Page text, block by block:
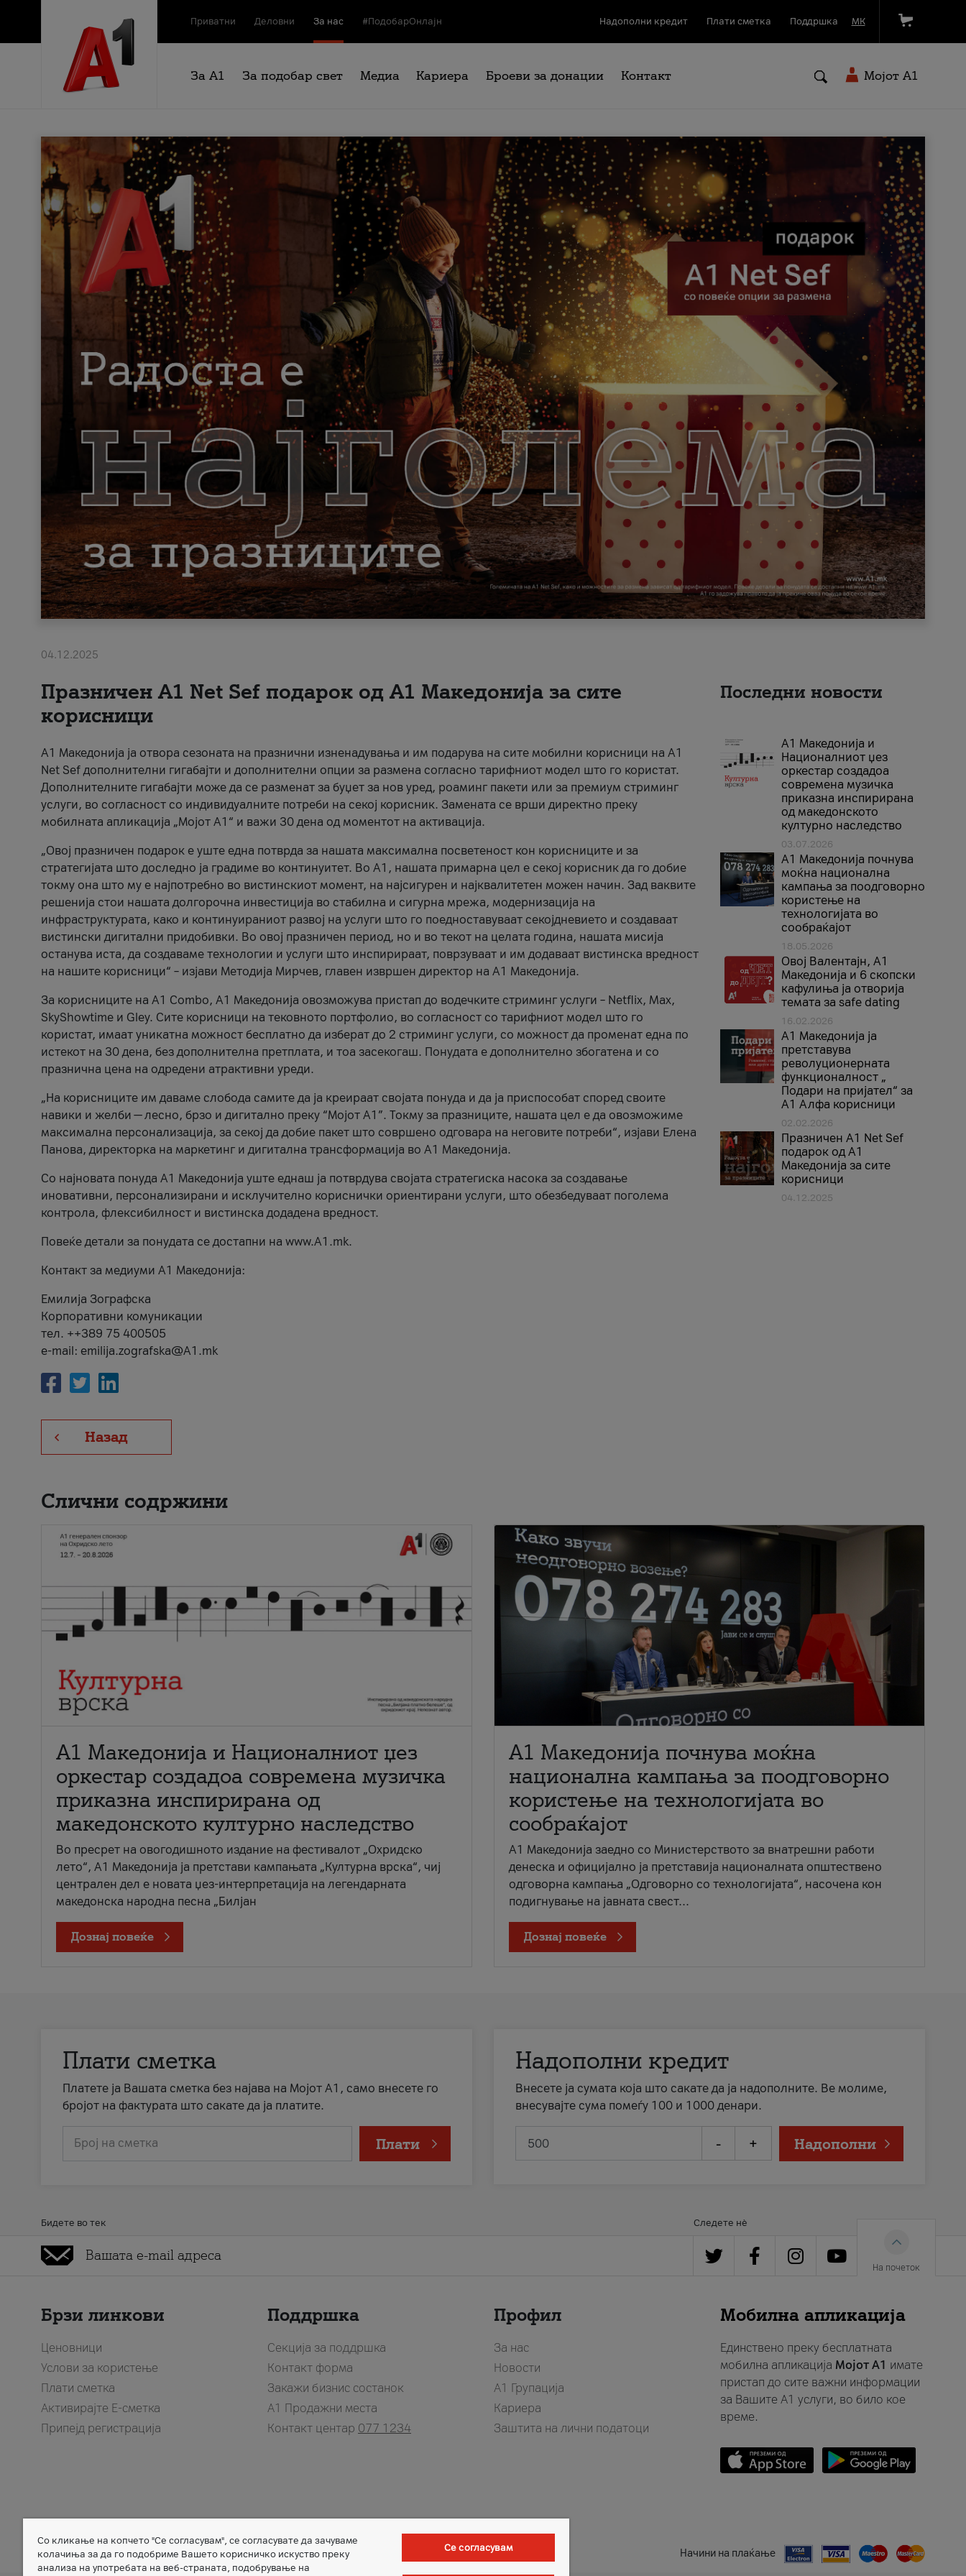
Приватни Деловни За нас #ПодобарОнлајн Надополни кредит Плати сметка Поддршка МК
За А1 За подобар свет Медиа Кариера Броеви за донации Контакт Мојот A1
04.12.2025
Празничен A1 Net Sеf подарок од А1 Македонија за сите
корисници
А1 Македонија ја отвора сезоната на празнични изненадувања и им подарува на сите мобилни корисници на A1
Net Sef дополнителни гигабајти и дополнителни опции за размена согласно тарифниот модел што го користат.
Дополнителните гигабајти може да се разменат за буџет за нов уред, роаминг пакети или за премиум стриминг
услуги, во согласност со индивидуалните потреби на секој корисник. Замената се врши директно преку
мобилната апликација „Мојот А1“ и важи 30 дена од моментот на активација.
„Овој празничен подарок е уште една потврда за нашата максимална посветеност кон корисниците и за
стратегијата што доследно ја градиме во континуитет. Во А1, нашата примарна цел е секој корисник да го добие
токму она што му е најпотребно во вистинскиот момент, на најсигурен и најквалитетен можен начин. Зад ваквите
решенија стои нашата долгорочна инвестиција во стабилна и сигурна мрежа, модернизација на
инфраструктурата, како и континуираниот развој на услуги што го поедноставуваат секојдневието и создаваат
вистински дигитални придобивки. Во овој празничен период, но и во текот на целата година, нашата мисија
останува иста, да создаваме технологии и услуги што инспирираат, поврзуваат и им додаваат вистинска вредност
на нашите корисници“ – изјави Методија Мирчев, главен извршен директор на А1 Македонија.
За корисниците на A1 Combo, А1 Македонија овозможува пристап до водечките стриминг услуги – Netflix, Max,
SkyShowtime и Gley. Сите корисници на тековното портфолио, во согласност со тарифниот модел што го
користат, имаат уникатна можност бесплатно да изберат до 2 стриминг услуги, со можност да променат една по
истекот на 30 дена, без дополнителна претплата, и тоа засекогаш. Понудата е дополнително збогатена и со
празнична цена на одредени атрактивни уреди.
„На корисниците им даваме слобода самите да ја креираат својата понуда и да ја приспособат според своите
навики и желби — лесно, брзо и дигитално преку “Мојот А1”. Токму за празниците, нашата цел е да овозможиме
максимална персонализација, за секој да добие пакет што совршено одговара на неговите потреби“, изјави Елена
Панова, директорка на маркетинг и дигитална трансформација во А1 Македонија.
Со најновата понуда А1 Македонија уште еднаш ја потврдува својата стратегиска насока за создавање
иновативни, персонализирани и исклучително кориснички ориентирани услуги, што обезбедуваат поголема
контрола, флексибилност и вистинска додадена вредност.
Повеќе детали за понудата се достапни на www.А1.mk.
Контакт за медиуми А1 Македонија:
Емилија Зографска
Корпоративни комуникации
тел. ++389 75 400505
e-mail: emilija.zografska@A1.mk
Назад
Последни новости
А1 Македонија и
Националниот џез
оркестар создадоа
современа музичка
приказна инспирирана
од македонското
културно наследство
03.07.2026
A1 Македонија почнува
моќна национална
кампања за поодговорно
користење на
технологијата во
сообраќајот
18.05.2026
Овој Валентајн, A1
Македонија и 6 скопски
кафулиња ја отворија
темата за safe dating
16.02.2026
А1 Македонија ја
претставува
револуционерната
функционалност „
Подари на пријател“ за
А1 Алфа корисници
02.02.2026
Празничен A1 Net Sеf
подарок од А1
Македонија за сите
корисници
04.12.2025
Слични содржини
А1 Македонија и Националниот џез
оркестар создадоа современа музичка
приказна инспирирана од
македонското културно наследство
Во пресрет на овогодишното издание на фестивалот „Охридско
лето“, А1 Македонија ја претстави кампањата „Културна врска“, чиј
централен дел е новата џез-интерпретација на легендарната
македонска народна песна „Билјан
Дознај повеќе
A1 Македонија почнува моќна
национална кампања за поодговорно
користење на технологијата во
сообраќајот
A1 Македонија заедно со Министерството за внатрешни работи
денеска и официјално ја претставија националната општествено
одговорна кампања „Одговорно со технологијата“, насочена кон
подигнување на јавната свест...
Дознај повеќе
Плати сметка
Платете ја Вашата сметка без најава на Мојот А1, само внесете го
бројот на фактурата што сакате да ја платите.
Број на сметка Плати
Надополни кредит
Внесете ја сумата која што сакате да ја надополните. Ве молиме,
внесувајте сума помеѓу 100 и 1000 денари.
- + Надополни
Бидете во тек Следете нè
На почеток
Брзи линкови
Ценовници
Услови за користење
Плати сметка
Активирајте Е-сметка
Припејд регистрација
Поддршка
Секција за поддршка
Контакт форма
Закажи бизнис состанок
A1 Продажни места
Контакт центар 077 1234
Профил
За нас
Новости
А1 Групација
Кариера
Заштита на лични податоци
Мобилна апликација
Единствено преку бесплатната
мобилна апликација Мојот A1 имате
пристап до сите важни информации
за Вашите A1 услуги, во било кое
време.
Member of Начини на плаќање
Со кликање на копчето "Се согласувам", се согласувате да зачуваме
колачиња за да го подобриме Вашето корисничко искуство преку
анализа на употребата на веб-страната, подобрување на
Се согласувам